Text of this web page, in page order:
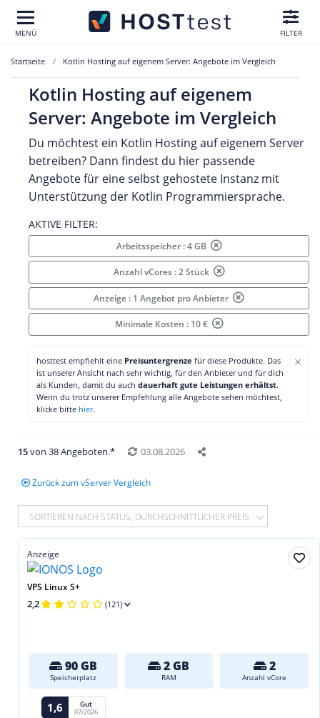
MENÜ FILTER
Startseite Kotlin Hosting auf eigenem Server: Angebote im Vergleich
Kotlin Hosting auf eigenem
Server: Angebote im Vergleich
Du möchtest ein Kotlin Hosting auf eigenem Server
betreiben? Dann findest du hier passende
Angebote für eine selbst gehostete Instanz mit
Unterstützung der Kotlin Programmiersprache.
AKTIVE FILTER:
Arbeitsspeicher : 4 GB
Anzahl vCores : 2 Stück
Anzeige : 1 Angebot pro Anbieter
Minimale Kosten : 10 €
×
hosttest empfiehlt eine Preisuntergrenze für diese Produkte. Das
ist unserer Ansicht nach sehr wichtig, für den Anbieter und für dich
als Kunden, damit du auch dauerhaft gute Leistungen erhältst.
Wenn du trotz unserer Empfehlung alle Angebote sehen möchtest,
klicke bitte hier.
15von 38 Angeboten.* 03.08.2026
Zurück zum vServer Vergleich
SORTIEREN NACH STATUS, DURCHSCHNITTLICHER PREIS
Anzeige
VPS Linux S+
2,2 (121)
90 GB
Speicherplatz
2 GB
RAM
2
Anzahl vCore
1,6 Gut
07/2026